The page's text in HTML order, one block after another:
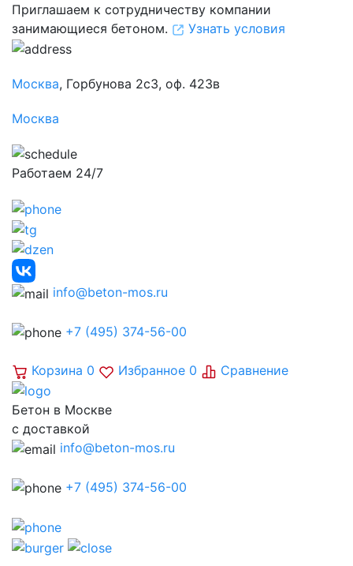
Приглашаем к сотрудничеству компании
занимающиеся бетоном.
Узнать условия
Москва, Горбунова 2с3, оф. 423в
Москва
Работаем 24/7
info@beton-mos.ru
+7 (495) 374-56-00
Корзина 0 Избранное 0 Сравнение
Бетон в Москве
с доставкой
info@beton-mos.ru
+7 (495) 374-56-00